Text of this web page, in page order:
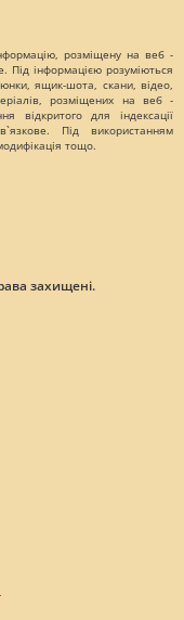
розміщену на веб -
Під інформацією розуміються
ящик-шота, скани, відео,
розміщених на веб -
відкритого для індексації
Під використанням
тощо.
захищені.